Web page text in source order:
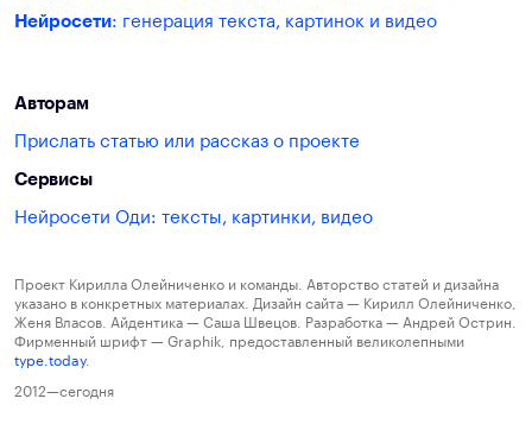
Нейросети: генерация текста, картинок и видео
Авторам
Прислать статью или рассказ о проекте
Сервисы
Нейросети Оди: тексты, картинки, видео
Проект Кирилла Олейниченко и команды. Авторство статей и дизайна
указано в конкретных материалах. Дизайн сайта — Кирилл Олейниченко,
Женя Власов. Айдентика — Саша Швецов. Разработка — Андрей Острин.
Фирменный шрифт — Graphik, предоставленный великолепными
type.today.
2012—сегодня